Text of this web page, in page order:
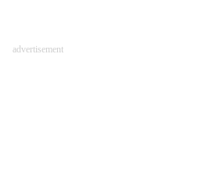
advertisement